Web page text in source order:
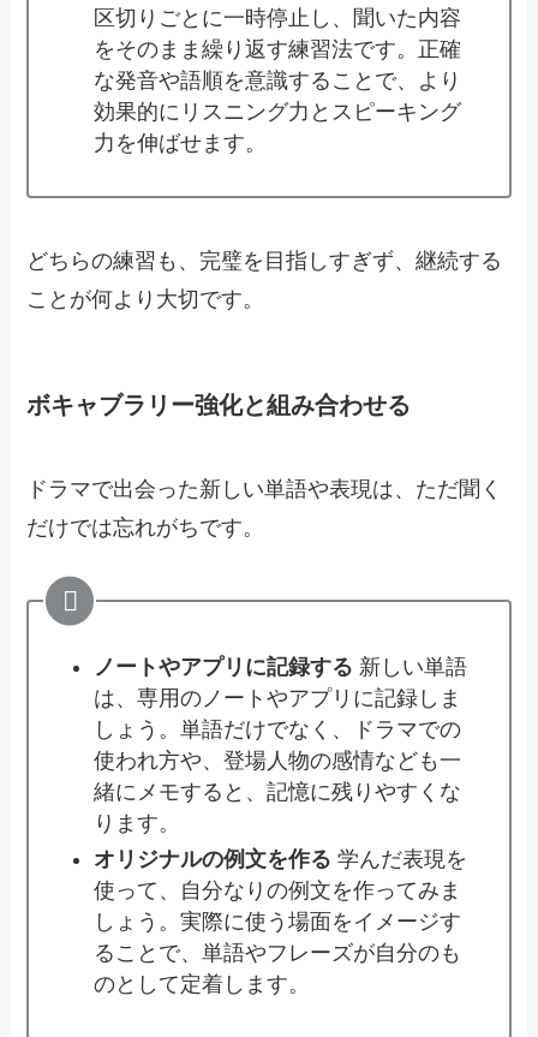
区切りごとに一時停止し、聞いた内容
をそのまま繰り返す練習法です。正確
な発音や語順を意識することで、より
効果的にリスニング力とスピーキング
力を伸ばせます。
どちらの練習も、完璧を目指しすぎず、継続する
ことが何より大切です。
ボキャブラリー強化と組み合わせる
ドラマで出会った新しい単語や表現は、ただ聞く
だけでは忘れがちです。
ノートやアプリに記録する 新しい単語
は、専用のノートやアプリに記録しま
しょう。単語だけでなく、ドラマでの
使われ方や、登場人物の感情なども一
緒にメモすると、記憶に残りやすくな
ります。
オリジナルの例文を作る 学んだ表現を
使って、自分なりの例文を作ってみま
しょう。実際に使う場面をイメージす
ることで、単語やフレーズが自分のも
のとして定着します。